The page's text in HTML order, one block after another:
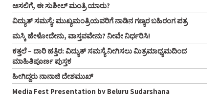
ಅಸಲಿಗೆ, ಈ ಸುಶೀಲ್ ಮಂತ್ರಿ ಯಾರು?
ವಿದ್ಯುತ್ ಸಮಸ್ಯೆ: ಮುಖ್ಯಮಂತ್ರಿಯವರಿಗೆ ನಾಡಿನ ಗಣ್ಯರ ಬಹಿರಂಗ ಪತ್ರ
ಮಸ್ಕಿ ಹೇಳೋದೇನು, ವಾಸ್ತವವೇನು? ನೀವೇ ನಿರ್ಧರಿಸಿ!
ಕತ್ತಲೆ – ದಾರಿ ಹತ್ತಿರ: ವಿದ್ಯುತ್ ಸಮಸ್ಯೆ ನೀಗಿಸಲು ಮಿತ್ರಮಾಧ್ಯಮದಿಂದ
ಮಾಹಿತಿಪೂರ್ಣ ಪುಸ್ತಕ
ಹೀಗಿದ್ದರು ನಾನಾಜಿ ದೇಶಮುಖ್
Media Fest Presentation by Beluru Sudarshana